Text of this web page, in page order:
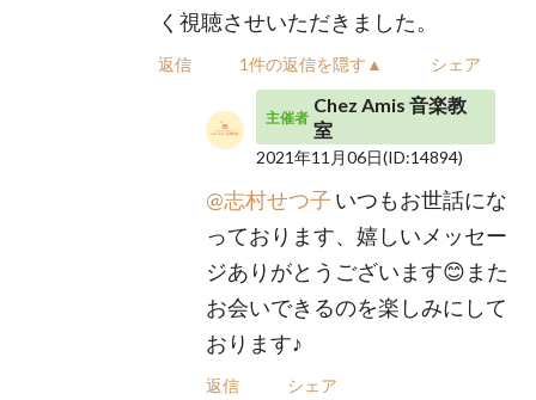
く視聴させいただきました。
返信 1件の返信を隠す▲ シェア
主催者
Chez Amis 音楽教
室
2021年11月06日(ID:14894)
@志村せつ子 いつもお世話にな
っております、嬉しいメッセー
ジありがとうございます😊また
お会いできるのを楽しみにして
おります♪
返信 シェア